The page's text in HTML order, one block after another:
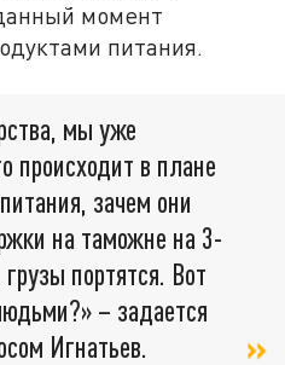
момент
питания.
мы уже
происходит в плане
зачем они
на таможне на 3-
портятся. Вот
– задается
Игнатьев.